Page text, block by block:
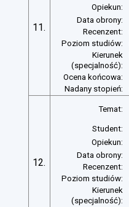
11.
Opiekun:
Data obrony:
Recenzent:
Poziom studiów:
Kierunek
(specjalność):
Ocena końcowa:
Nadany stopień:
12.
Temat:
Student:
Opiekun:
Data obrony:
Recenzent:
Poziom studiów:
Kierunek
(specjalność):